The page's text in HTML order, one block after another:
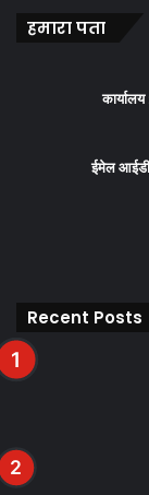
हमारा पता
कार्यालय
ईमेल
Recent Posts